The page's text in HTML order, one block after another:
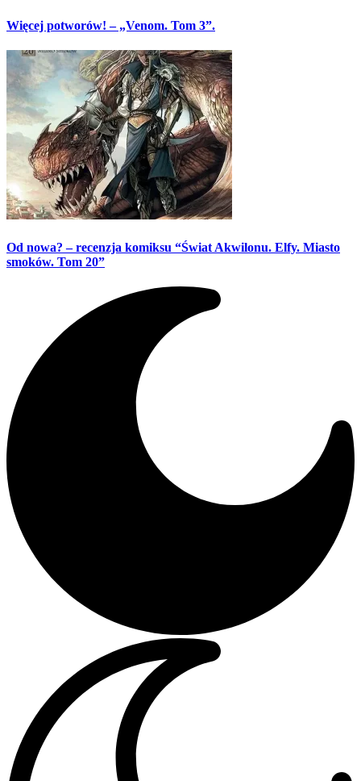
Więcej potworów! – „Venom. Tom 3”.
Od nowa? – recenzja komiksu “Świat Akwilonu. Elfy. Miasto
smoków. Tom 20”